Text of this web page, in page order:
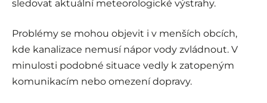
sledovat aktuální meteorologické výstrahy.
Problémy se mohou objevit i v menších obcích,
kde kanalizace nemusí nápor vody zvládnout. V
minulosti podobné situace vedly k zatopeným
komunikacím nebo omezení dopravy.